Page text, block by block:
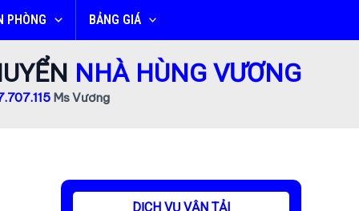
PHÒNG BẢNG GIÁ
NHÀ HÙNG VƯƠNG
Ms Vương
DỊCH VỤ VẬN TẢI